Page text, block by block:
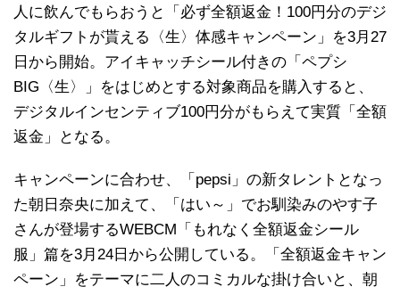
人に飲んでもらおうと「必ず全額返金！100円分のデジ
タルギフトが貰える〈生〉体感キャンペーン」を3月27
日から開始。アイキャッチシール付きの「ペプシ
BIG〈生〉」をはじめとする対象商品を購入すると、
デジタルインセンティブ100円分がもらえて実質「全額
返金」となる。
キャンペーンに合わせ、「pepsi」の新タレントとなっ
た朝日奈央に加えて、「はい～」でお馴染みのやす子
さんが登場するWEBCM「もれなく全額返金シール
服」篇を3月24日から公開している。「全額返金キャン
ペーン」をテーマに二人のコミカルな掛け合いと、朝